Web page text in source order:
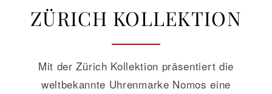
GALERIE
KONTAKT
ZÜRICH KOLLEKTION
Mit der Zürich Kollektion präsentiert die
weltbekannte Uhrenmarke Nomos eine